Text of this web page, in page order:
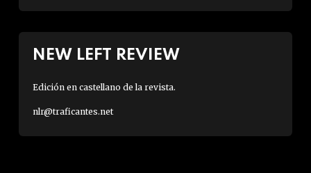
NEW LEFT REVIEW
Edición en castellano de la revista.
nlr@traficantes.net